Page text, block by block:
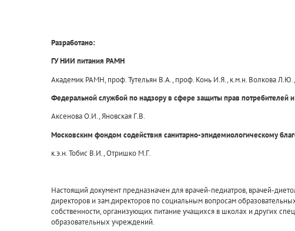
Разработано:
ГУ НИИ питания РАМН
Академик РАМН, проф. Тутельян В.А., проф. Конь И.Я., к.м.н. Волкова
Федеральной службой по надзору в сфере защиты прав потребителей
Аксенова О.И., Яновская Г.В.
Московским фондом содействия санитарно-эпидемиологическому
к.э.н. Тобис В.И., Отришко М.Г.
Настоящий документ предназначен для врачей-педиатров, врачей-
директоров и зам.директоров по социальным вопросам
собственности, организующих питание учащихся в школах и других
образовательных учреждений.